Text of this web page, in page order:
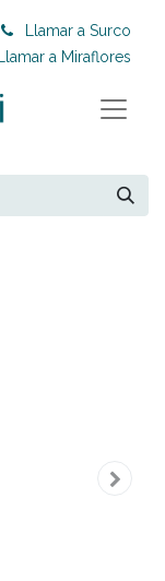
Llamar a Surco
Llamar a Miraflores